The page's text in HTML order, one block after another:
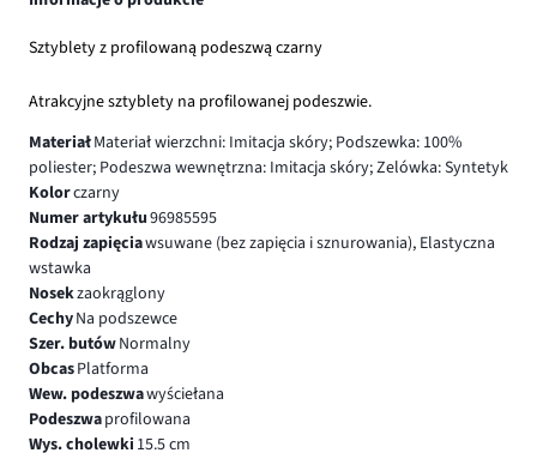
Sztyblety z profilowaną podeszwą czarny
Atrakcyjne sztyblety na profilowanej podeszwie.
MateriałMateriał wierzchni: Imitacja skóry; Podszewka: 100%
poliester; Podeszwa wewnętrzna: Imitacja skóry; Zelówka: Syntetyk
Kolorczarny
Numer artykułu96985595
Rodzaj zapięciawsuwane (bez zapięcia i sznurowania), Elastyczna
wstawka
Nosekzaokrąglony
CechyNa podszewce
Szer. butówNormalny
ObcasPlatforma
Wew. podeszwawyściełana
Podeszwaprofilowana
Wys. cholewki 15.5 cm